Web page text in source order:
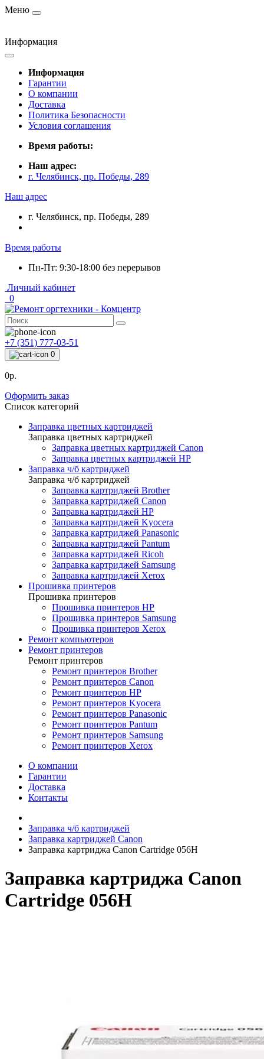
Меню
Информация
Информация
Гарантии
О компании
Доставка
Политика Безопасности
Условия соглашения
Время работы:
Наш адрес:
г. Челябинск, пр. Победы, 289
Наш адрес
г. Челябинск, пр. Победы, 289
Время работы
Пн-Пт: 9:30-18:00 без перерывов
Личный кабинет
0
+7 (351) 777-03-51
0
0р.
Оформить заказ
Список категорий
Заправка цветных картриджей
Заправка цветных картриджей
Заправка цветных картриджей Canon
Заправка цветных картриджей HP
Заправка ч/б картриджей
Заправка ч/б картриджей
Заправка картриджей Brother
Заправка картриджей Canon
Заправка картриджей HP
Заправка картриджей Kyocera
Заправка картриджей Panasonic
Заправка картриджей Pantum
Заправка картриджей Ricoh
Заправка картриджей Samsung
Заправка картриджей Xerox
Прошивка принтеров
Прошивка принтеров
Прошивка принтеров HP
Прошивка принтеров Samsung
Прошивка принтеров Xerox
Ремонт компьютеров
Ремонт принтеров
Ремонт принтеров
Ремонт принтеров Brother
Ремонт принтеров Canon
Ремонт принтеров HP
Ремонт принтеров Kyocera
Ремонт принтеров Panasonic
Ремонт принтеров Pantum
Ремонт принтеров Samsung
Ремонт принтеров Xerox
О компании
Гарантии
Доставка
Контакты
Заправка ч/б картриджей
Заправка картриджей Canon
Заправка картриджа Canon Cartridge 056H
Заправка картриджа Canon
Cartridge 056H